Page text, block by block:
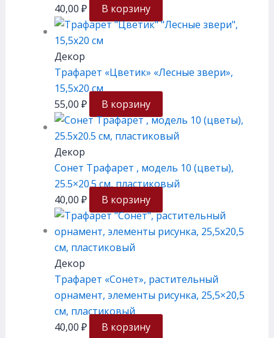
40,00 ₽ В корзину
Декор
Трафарет «Цветик» «Лесные звери»,
15,5х20 см
55,00 ₽ В корзину
Декор
Сонет Трафарет , модель 10 (цветы),
25.5×20.5 см, плаcтиковый
40,00 ₽ В корзину
Декор
Трафарет «Сонет», растительный
орнамент, элементы рисунка, 25,5×20,5
см, плаcтиковый
40,00 ₽ В корзину